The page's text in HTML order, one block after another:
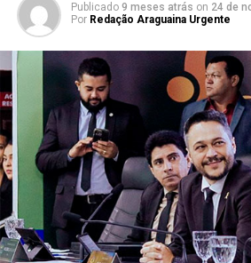
Publicado 9 meses atrás on 24 de
Por Redação Araguaina Urgente